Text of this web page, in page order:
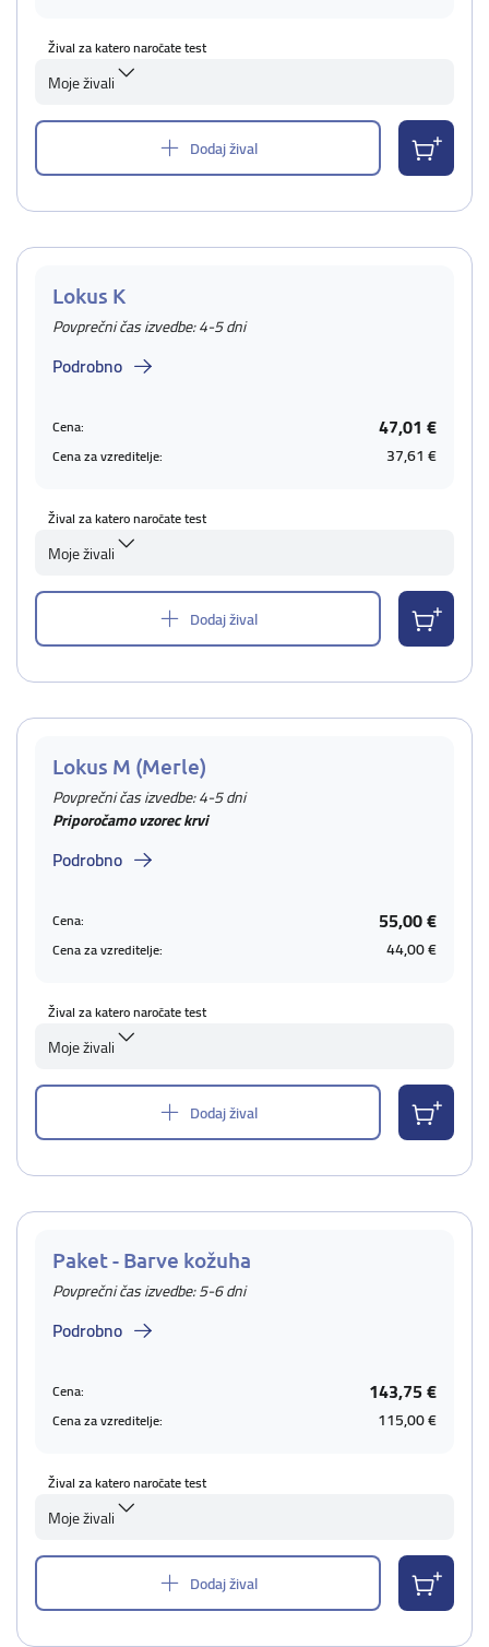
Žival za katero naročate test
Moje živali
Dodaj žival
Lokus K
Povprečni čas izvedbe: 4-5 dni
Podrobno
Cena: 47,01 €
Cena za vzreditelje: 37,61 €
Žival za katero naročate test
Moje živali
Dodaj žival
Lokus M (Merle)
Povprečni čas izvedbe: 4-5 dni
Priporočamo vzorec krvi
Podrobno
Cena: 55,00 €
Cena za vzreditelje: 44,00 €
Žival za katero naročate test
Moje živali
Dodaj žival
Paket - Barve kožuha
Povprečni čas izvedbe: 5-6 dni
Podrobno
Cena: 143,75 €
Cena za vzreditelje: 115,00 €
Žival za katero naročate test
Moje živali
Dodaj žival